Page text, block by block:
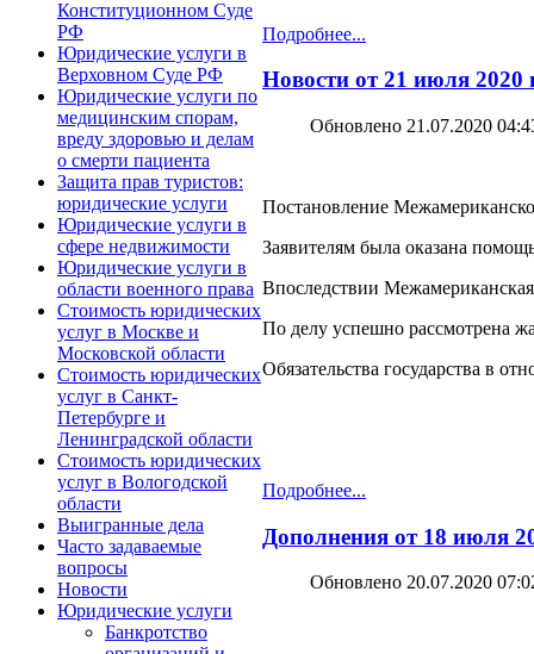
Конституционном Суде
РФ
Юридические услуги в
Верховном Суде РФ
Юридические услуги по
медицинским спорам,
вреду здоровью и делам
о смерти пациента
Защита прав туристов:
юридические услуги
Юридические услуги в
сфере недвижимости
Юридические услуги в
области военного права
Стоимость юридических
услуг в Москве и
Московской области
Стоимость юридических
услуг в Санкт-
Петербурге и
Ленинградской области
Стоимость юридических
услуг в Вологодской
области
Выигранные дела
Часто задаваемые
вопросы
Новости
Юридические услуги
Банкротство
Подробнее...
Новости от 21 июля
Обновлено 21.07.2020
Постановление
Заявителям была оказана
Впоследствии
По делу успешно рассмотрена
Обязательства государства в
Подробнее...
Дополнения от 18 июля
Обновлено 20.07.2020